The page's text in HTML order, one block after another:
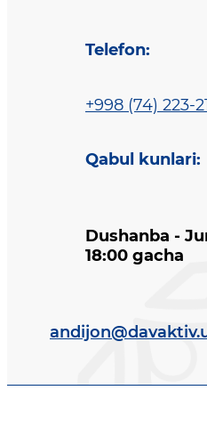
Telefon:
+998 (74) 223-
Qabul kunlari:
Dushanba -
18:00 gacha